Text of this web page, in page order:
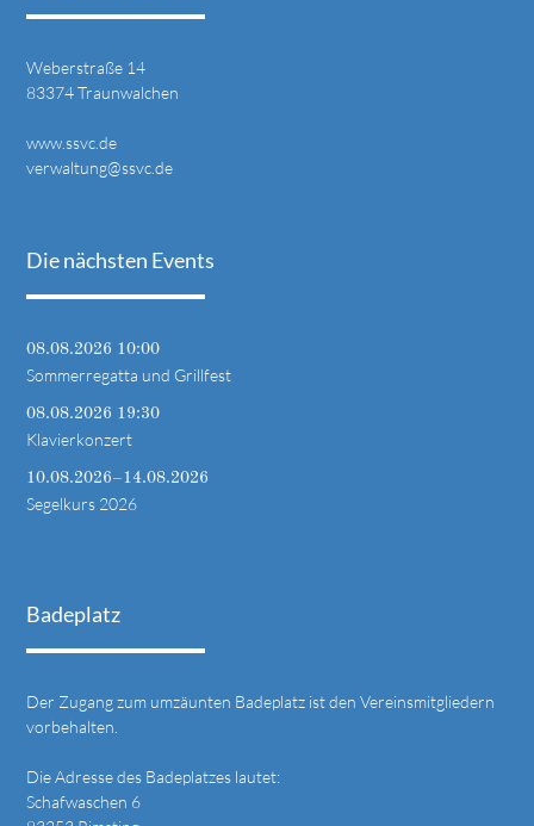
Weberstraße 14
83374 Traunwalchen
www.ssvc.de
verwaltung@ssvc.de
Die nächsten Events
08.08.2026 10:00
Sommerregatta und Grillfest
08.08.2026 19:30
Klavierkonzert
10.08.2026–14.08.2026
Segelkurs 2026
Badeplatz
Der Zugang zum umzäunten Badeplatz ist den Vereinsmitgliedern
vorbehalten.
Die Adresse des Badeplatzes lautet:
Schafwaschen 6